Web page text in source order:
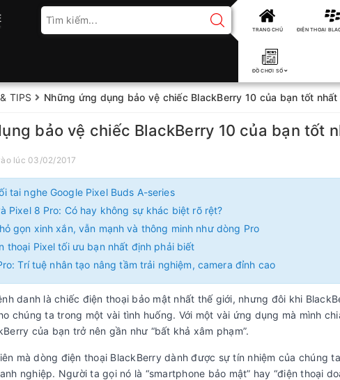
TRANG CHỦ ĐIỆN THOẠI
ĐỒ CHƠI SỐ
TIPS Những ứng dụng bảo vệ chiếc BlackBerry 10 của bạn tốt nhất
bảo vệ chiếc BlackBerry 10 của bạn tốt
lúc 03/02/2017
tai nghe Google Pixel Buds A-series
Pixel 8 Pro: Có hay không sự khác biệt rõ rệt?
gọn xinh xắn, vẫn mạnh và thông minh như dòng Pro
thoại Pixel tối ưu bạn nhất định phải biết
Trí tuệ nhân tạo nâng tầm trải nghiệm, camera đỉnh cao
danh là chiếc điện thoại bảo mật nhất thế giới, nhưng đôi khi
chúng ta trong một vài tình huống. Với một vài ứng dụng mà mình
của bạn trở nên gần như “bất khả xâm phạm”.
mà dòng điện thoại BlackBerry dành được sự tín nhiệm của chúng
nghiệp. Người ta gọi nó là “smartphone bảo mật” hay “điện thoại